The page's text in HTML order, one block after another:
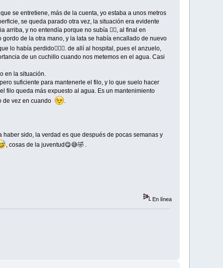
se entretiene, más de la cuenta, yo estaba a unos metros
se queda parado otra vez, la situación era evidente
y no entendía porque no subía 🤷‍♂️, al final en
de la otra mano, y la lata se había encallado de nuevo
lo había perdido🤦🏽‍♂️. de allí al hospital, pues el anzuelo,
de un cuchillo cuando nos metemos en el agua. Casi
en la situación.
suficiente para mantenerle el filo, y lo que suelo hacer
filo queda más expuesto al agua. Es un mantenimiento
de vez en cuando
.
sido, la verdad es que después de pocas semanas y
, cosas de la juventud😋😅🤣 .
En línea